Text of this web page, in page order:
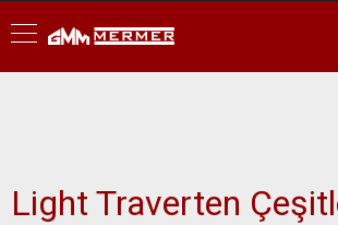
Light Traverten